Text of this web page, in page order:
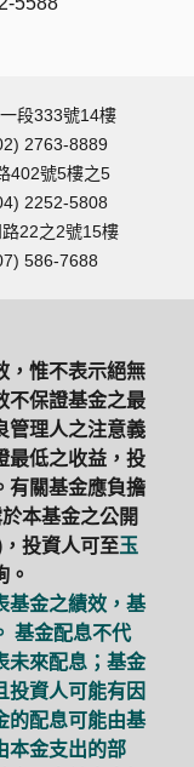
段333號14樓
2763-8889
402號5樓之5
2252-5808
22之2號15樓
586-7688
，惟不表示絕無
不保證基金之最
管理人之注意義
最低之收益，投
有關基金應負擔
本基金之公開
投資人可至玉
。
基金之績效，基
基金配息不代
未來配息；基金
投資人可能有因
的配息可能由基
本金支出的部